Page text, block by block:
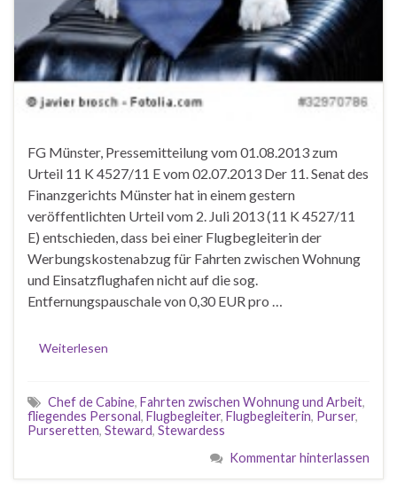
FG Münster, Pressemitteilung vom 01.08.2013 zum
Urteil 11 K 4527/11 E vom 02.07.2013 Der 11. Senat des
Finanzgerichts Münster hat in einem gestern
veröffentlichten Urteil vom 2. Juli 2013 (11 K 4527/11
E) entschieden, dass bei einer Flugbegleiterin der
Werbungskostenabzug für Fahrten zwischen Wohnung
und Einsatzflughafen nicht auf die sog.
Entfernungspauschale von 0,30 EUR pro …
Weiterlesen
Chef de Cabine, Fahrten zwischen Wohnung und Arbeit,
fliegendes Personal, Flugbegleiter, Flugbegleiterin, Purser,
Purseretten, Steward, Stewardess
Kommentar hinterlassen